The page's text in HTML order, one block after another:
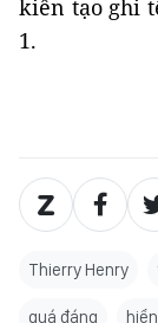
kiến tạo ghi
1.
Thierry Henry
quá đáng